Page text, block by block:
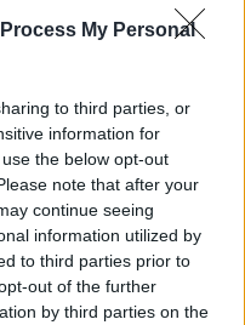
My Personal
to third parties, or
information for
the below opt-out
note that after your
continue seeing
information utilized by
to third parties prior to
out of the further
by third parties on the
rendel.
forráskódú fejlesztés
ebbe az irányba. A
volt a második lépés
az 50-es verzió
körben elérhetővé tenni
el a Firefox 49 e10s